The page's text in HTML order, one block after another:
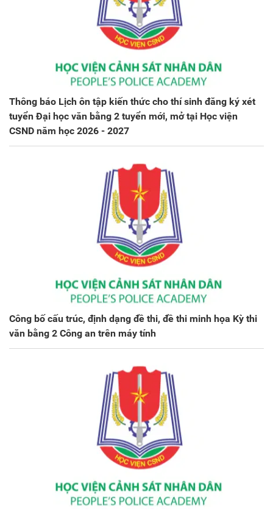
Thông báo Lịch ôn tập kiến thức cho thí sinh đăng ký xét
tuyển Đại học văn bằng 2 tuyển mới, mở tại Học viện
CSND năm học 2026 - 2027
Công bố cấu trúc, định dạng đề thi, đề thi minh họa Kỳ thi
văn bằng 2 Công an trên máy tính